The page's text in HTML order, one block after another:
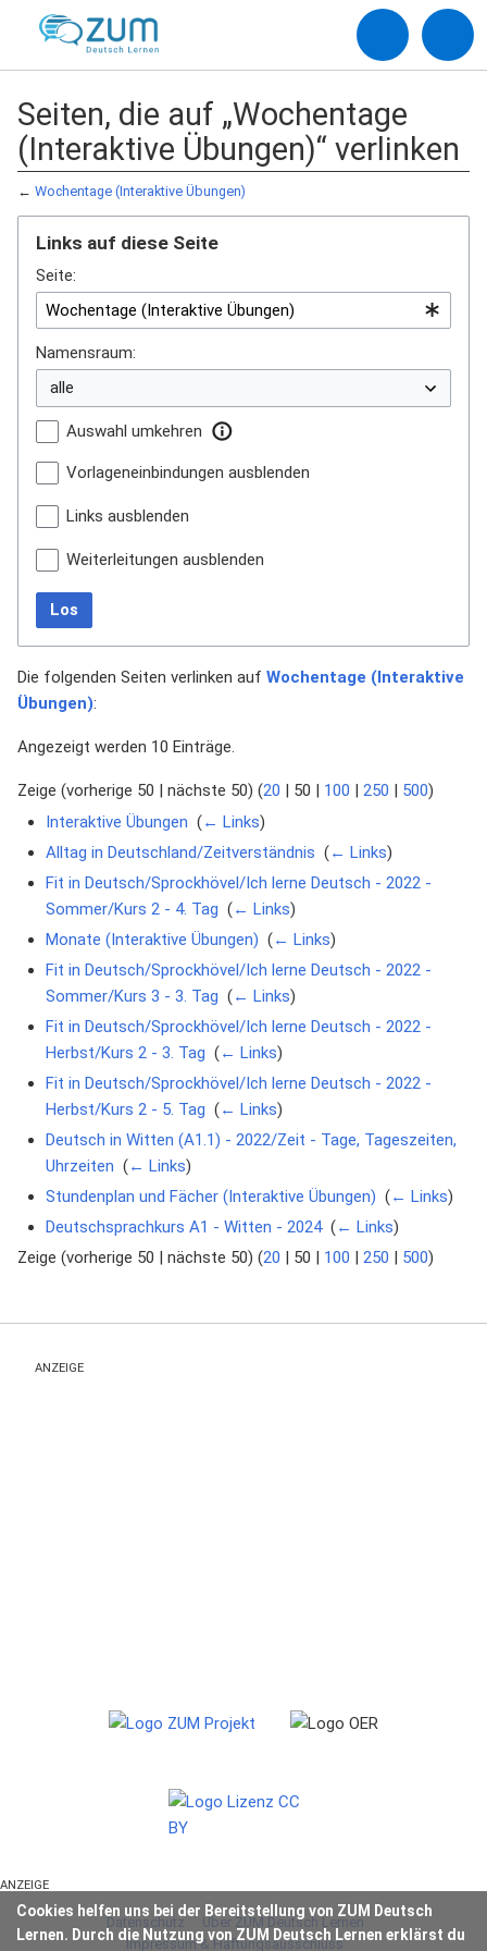
Seiten, die auf „Wochentage
(Interaktive Übungen)“ verlinken
← Wochentage (Interaktive Übungen)
Links auf diese Seite
Seite:
Namensraum:
Auswahl umkehren
Vorlageneinbindungen ausblenden
Links ausblenden
Weiterleitungen ausblenden
Los
Die folgenden Seiten verlinken auf Wochentage (Interaktive
Übungen):
Angezeigt werden 10 Einträge.
Zeige (vorherige 50 nächste 50) (20 50 100 250 500)
Interaktive Übungen (← Links)
Alltag in Deutschland/Zeitverständnis (← Links)
Fit in Deutsch/Sprockhövel/Ich lerne Deutsch - 2022 -
Sommer/Kurs 2 - 4. Tag (← Links)
Monate (Interaktive Übungen) (← Links)
Fit in Deutsch/Sprockhövel/Ich lerne Deutsch - 2022 -
Sommer/Kurs 3 - 3. Tag (← Links)
Fit in Deutsch/Sprockhövel/Ich lerne Deutsch - 2022 -
Herbst/Kurs 2 - 3. Tag (← Links)
Fit in Deutsch/Sprockhövel/Ich lerne Deutsch - 2022 -
Herbst/Kurs 2 - 5. Tag (← Links)
Deutsch in Witten (A1.1) - 2022/Zeit - Tage, Tageszeiten,
Uhrzeiten (← Links)
Stundenplan und Fächer (Interaktive Übungen) (← Links)
Deutschsprachkurs A1 - Witten - 2024‎ (← Links)
Zeige (vorherige 50 | nächste 50) (20 | 50 | 100 | 250 | 500)
Cookies helfen uns bei der Bereitstellung von ZUM Deutsch
Lernen. Durch die Nutzung von ZUM Deutsch Lernen erklärst du
ANZEIGE
ANZEIGE
Datenschutz
Über ZUM Deutsch Lernen
Impressum & Haftungsausschluss